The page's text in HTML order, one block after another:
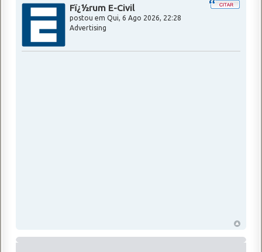
Fï¿½rum E-Civil
postou em Qui, 6 Ago 2026, 22:28
Advertising